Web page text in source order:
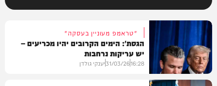
"טראמפ מעוניין בעסקה"
הגסת': הימים הקרובים יהיו מכריעים –
יש עריקות נרחבות
16:28
31/03/26יענקי גולדן